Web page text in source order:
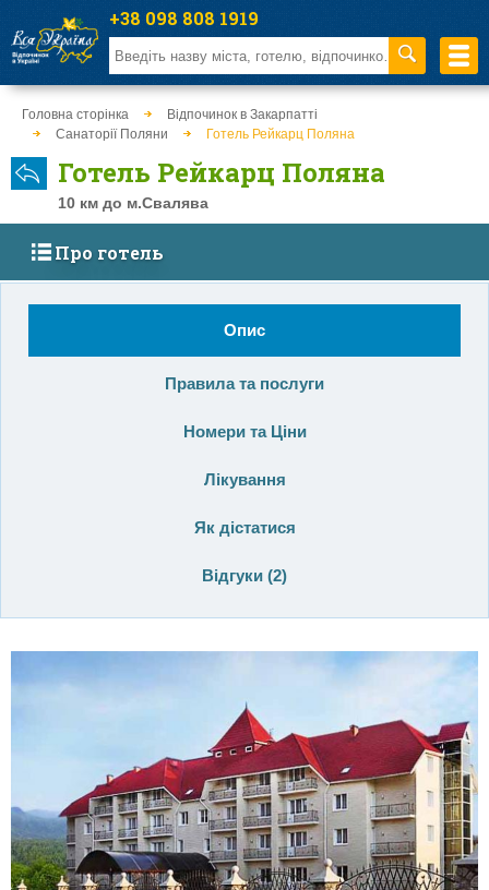
Головна сторінка
Відпочинок в Закарпатті
Санаторії Поляни
Готель Рейкарц Поляна
Готель Рейкарц Поляна
10 км до м.Свалява
Про готель
Опис
Правила та послуги
Номери та Ціни
Лікування
Як дістатися
Відгуки (2)
+38 098 808 1919